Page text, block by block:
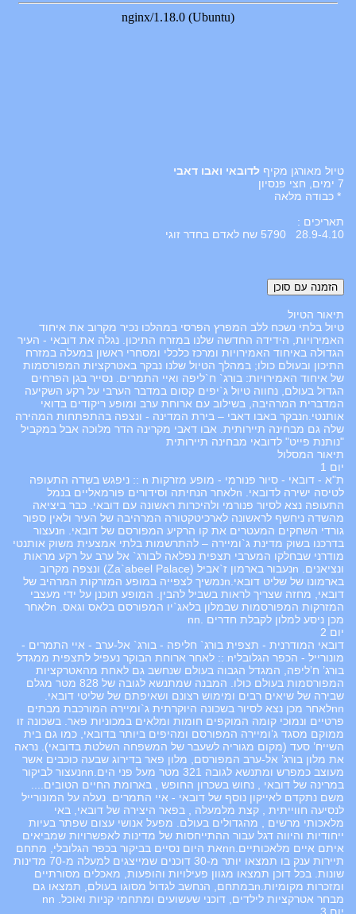
טיול מאורגן מקיף לדובאי ואבו דאבי
7 ימים, חצי פנסיון
* כבודה מלאה
תאריכים :
28.9-4.10 5790 שח לאדם בחדר זוגי
תיאור הטיול
טיול בלתי נשכח ללב המפרץ הפרסי במהלכו נכיר מקרוב את איחוד
האמירויות, הידידה החדשה שלנו במזרח התיכון. נגלה את דובאי - העיר
הגדולה באיחוד האמירויות ומרכז כלכלי ומסחרי ראשון במעלה במזרח
התיכון ובעולם כולו; במהלך הטיול שלנו נבקר באטרקציות המפורסמות
של איחוד האמירויות: בורג` ח`ליפה ואיי התמרים. נסייר בגן הפרחים
הגדול בעולם, נחווה טיול ג`יפים קסום במדבר הערבי על רקע השקיעה
המדברית המרהיבה, בשילוב עם ארוחת ערב ומופע ריקודים בדואי
אותנטי.nנבקר באבו דאבי – בירת המדינה - ונצפה בהתפתחות המהירה
שלה גם מבחינה תיירותית. אבו דאבי מקרינה הדר מלוכה אבל במקביל
"נותנת פייט" לדובאי מבחינה תיירותית
תיאור המסלול
יום 1
ת"א - דובאי - סיור פנורמי - מופע מזרקות n :: ניפגש בשדה התעופה
לטיסה ישירה לדובאי. nלאחר הנחיתה וסידורים פורמאליים בנמל
התעופה נצא לסיור פנורמי ולהיכרות ראשונה עם דובאי. כבר ביציאה
מהשדה ניחשף לראשונה לארכיטקטורה המרהיבה של העיר ולאין ספור
גורדי השחקים המעטרים את קו הרקיע המפורסם של דובאי. nנעצור
בדרכנו בשוק מדינת ג`ומיירה – להתרשמות בלתי אמצעית משוק אותנטי
מודרני שבחלקו המערבי תצפית נפלאה לבורג` אל ערב על רקע מראות
ונציאנים. nנעבור בארמון ז`אביל (Za`abeel Palace) ונצפה מקרוב
בארמונו של שליט דובאי.nנמשיך לצפייה במופע המזרקות המרהיב של
דובאי, מחזה שצריך לראות בשביל להבין. המופע תוכנן על ידי מעצבי
המזרקות המפורסמות שבמלון בלאג`יו המפורסם בלאס וגאס. nלאחר
מכן ניסע למלון לקבלת חדרים .nn
יום 2
דובאי המודרנית - תצפית בורג` חליפה - בורג` אל-ערב - איי התמרים -
מונורייל - הכפר הגלובליn :: לאחר ארוחת הבוקר נעפיל לתצפית ממגדל
בורג’ ח’ליפה, המגדל הגבוה בעולם שנחשב גם לאחת מהאטרקציות
המפורסמות בעולם כולו. המבנה שמתנשא לגובה של 828 מטר מגלם
שבירה של שיאים רבים ומימוש רצונם ושאיפתם של שליטי דובאי.
nnלאחר מכן נצא לסיור בשכונה היוקרתית ג`ומיירה המורכבת מבתים
פרטיים ונמוכי קומה המוקפים חומות ומלאים במכוניות פאר. בשכונה זו
ממוקם מסגד ג’ומיירה המפורסם ומהיפים ביותר בדובאי, כמו גם בית
השייח’ סעד (מקום מגוריה לשעבר של המשפחה השלטת בדובאי). נראה
את מלון בורג’ אל-ערב המפורסם, מלון פאר בדירוג שבעה כוכבים אשר
מעוצב כמפרש ומתנשא לגובה 321 מטר מעל פני הים.nnנעצור לביקור
במרינה של דובאי , נחוש בשכרון החופש , בארומת החיים הטובים....
משם נתקדם לאייקון נוסף של דובאי - איי התמרים. נעלה על המונורייל
לנסיעה חווייתית , קצת מלמעלה , בפאר היצירה של דובאי, באי
מלאכותי מרשים , מהגדולים בעולם. מפעל אנושי עצום שפתר בעיות
ייחודיות והיווה דגל עבור ההתייחסות של מדינות לאפשרויות שמביאים
איתם איים מלאכותיים.nnאת היום נסיים בביקור בכפר הגלובלי, מתחם
תיירות ענק בו תמצאו יותר מ-30 דוכנים שמייצגים למעלה מ-70 מדינות
שונות. בכל דוכן תמצאו מגוון פעילויות והופעות, מאכלים מסורתיים
ומזכרות מקומיות.nבמתחם, הנחשב לגדול מסוגו בעולם, תמצאו גם
מבחר אטרקציות לילדים, דוכני שעשועים ומתחמי קניות ואוכל. nn
יום 3